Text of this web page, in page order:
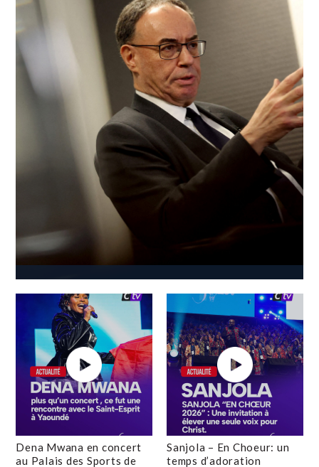
Dena Mwana en concert
au Palais des Sports de
Sanjola – En Choeur: un
temps d’adoration